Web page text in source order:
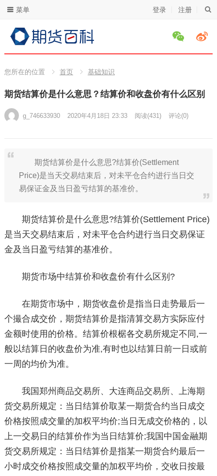
登录 注册
菜单
您所在的位置 首页 基础知识
期货结算价是什么意思？结算价和收盘价有什么区别
g_746633930 2020年4月18日 23:33 阅读(431) 评论(0)
期货结算价是什么意思?结算价(Settlement
Price)是当天交易结束后，对未平仓合约进行当日交
易保证金及当日盈亏结算的基准价。
期货结算价是什么意思?结算价(Settlement Price)
是当天交易结束后，对未平仓合约进行当日交易保证
金及当日盈亏结算的基准价。
期货市场中结算价和收盘价有什么区别?
在期货市场中，期货收盘价是指当日走势最后一
个撮合成交价，期货结算价是指清算交易方实际应付
金额时使用的价格。结算价根椐各交易所规定不同,一
般以结算日的收盘价为准,有时也以结算日前一日或前
一周的均价为准。
我国郑州商品交易所、大连商品交易所、上海期
货交易所规定：当日结算价取某一期货合约当日成交
价格按照成交量的加权平均价;当日无成交价格的，以
上一交易日的结算价作为当日结算价;我国中国金融期
货交易所规定：当日结算价是指某一期货合约最后一
小时成交价格按照成交量的加权平均价，交收日按最